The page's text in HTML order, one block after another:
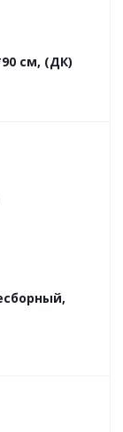
Вологодский, 55*90 см, (ДК)